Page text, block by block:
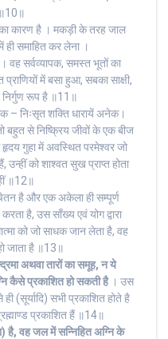
कारण है । मकड़ी के तरह जाल
ही समाहित कर लेना ।
वह सर्वव्यापक, समस्त भूतों का
में बसा हुआ, सबका साक्षी,
निर्गुण रूप है ॥11॥
– निःसृत शक्ति धारायें अनेक।
बहुत से निष्क्रिय जीवों के एक बीज
गुहा में अवस्थित परमेश्वर जो
को शाश्वत सुख प्राप्त होता
॥12॥
है और एक अकेला ही सम्पूर्ण
है, उस साँख्य एवं योग द्वारा
को जो साधक जान लेता है, वह
जाता है ॥13॥
अथवा तारों का समूह, न ये
कैसे प्रकाशित हो सकती है। उस
(सूर्यादि) सभी प्रकाशित होते है
प्रकाशित हैं ॥14॥
है, वह जल में सन्निहित अग्नि के